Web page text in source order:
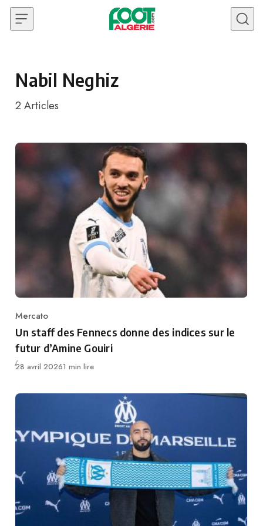
Skip to content
Nabil Neghiz
2 Articles
Category
Mercato
Un staff des Fennecs donne des indices sur le
futur d’Amine Gouiri
Publié
28 avril 20261 min lire